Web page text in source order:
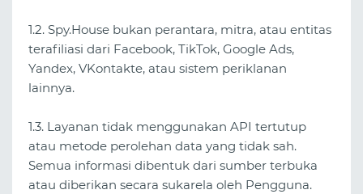
1.2. Spy.House bukan perantara, mitra, atau entitas
terafiliasi dari Facebook, TikTok, Google Ads,
Yandex, VKontakte, atau sistem periklanan
lainnya.
1.3. Layanan tidak menggunakan API tertutup
atau metode perolehan data yang tidak sah.
Semua informasi dibentuk dari sumber terbuka
atau diberikan secara sukarela oleh Pengguna.